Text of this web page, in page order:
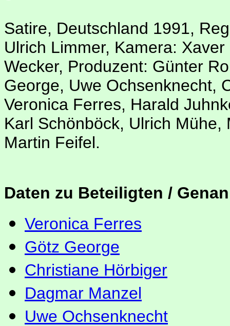
Satire, Deutschland 1991,
Ulrich Limmer, Kamera:
Wecker, Produzent: Günter
George, Uwe Ochsenknecht,
Veronica Ferres, Harald
Karl Schönböck, Ulrich
Martin Feifel.
Daten zu Beteiligten /
Veronica Ferres
Götz George
Christiane Hörbiger
Dagmar Manzel
Uwe Ochsenknecht